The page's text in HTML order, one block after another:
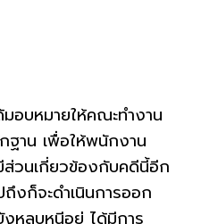
อบหมายให้คณะทำงาน
ฐาน เพื่อให้พนักงาน
วนเกี่ยวข้องกับคดีนี้อีก
งก็จะดำเนินการออก
หลบหนีอยู่ ได้มีการ